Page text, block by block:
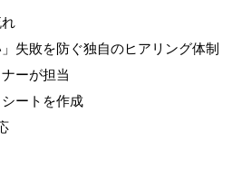
失敗を防ぐ独自のヒアリング体制
ーが担当
ートを作成